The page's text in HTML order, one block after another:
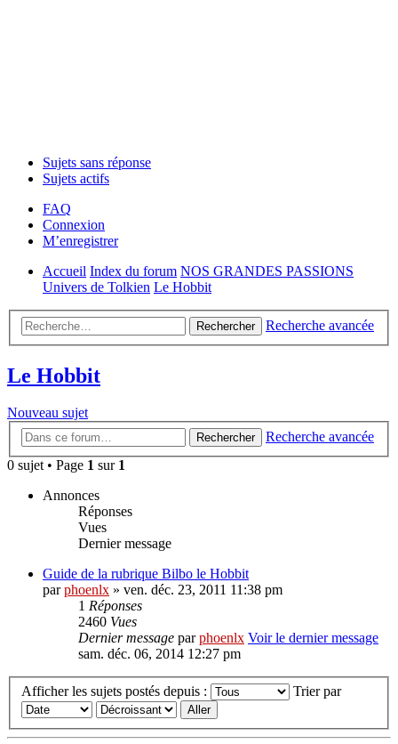
Sujets sans réponse
Sujets actifs
FAQ
Connexion
M’enregistrer
Accueil Index du forum NOS GRANDES PASSIONS
Univers de Tolkien Le Hobbit
Rechercher Recherche avancée
Le Hobbit
Nouveau sujet
Rechercher
Recherche avancée
0 sujet • Page 1 sur 1
Annonces
Réponses
Vues
Dernier message
Guide de la rubrique Bilbo le Hobbit
parphoenlx » ven. déc. 23, 2011 11:38 pm
1 Réponses
2460 Vues
Dernier message parphoenlx Voir le dernier message
sam. déc. 06, 2014 12:27 pm
Afficher les sujets postés depuis : Trier par